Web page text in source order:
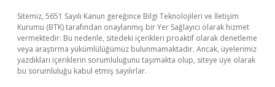
Sitemiz, 5651 Sayılı Kanun gereğince Bilgi Teknolojileri ve İletişim
Kurumu (BTK) tarafından onaylanmış bir Yer Sağlayıcı olarak hizmet
vermektedir. Bu nedenle, sitedeki içerikleri proaktif olarak denetleme
veya araştırma yükümlülüğümüz bulunmamaktadır. Ancak, üyelerimiz
yazdıkları içeriklerin sorumluluğunu taşımakta olup, siteye üye olarak
bu sorumluluğu kabul etmiş sayılırlar.